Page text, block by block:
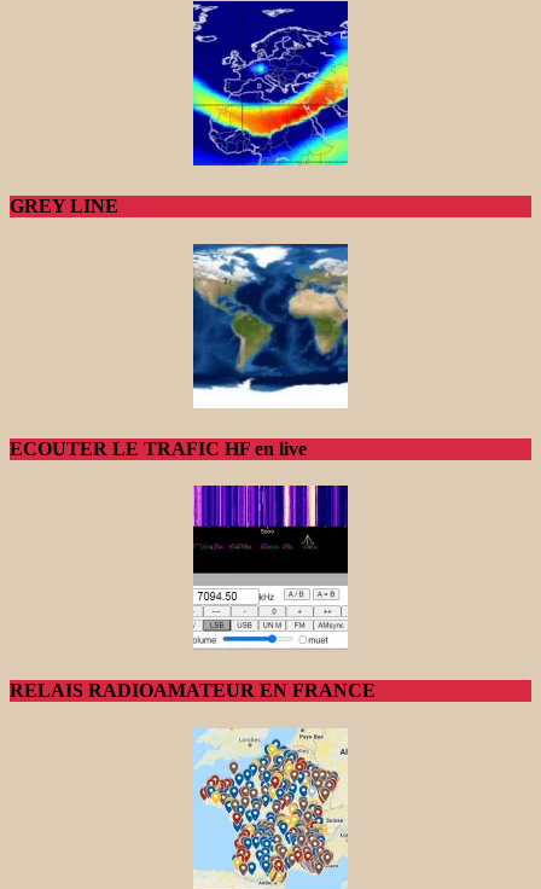
GREY LINE
ECOUTER LE TRAFIC HF en live
RELAIS RADIOAMATEUR EN FRANCE